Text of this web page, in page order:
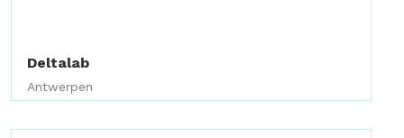
Deltalab
Antwerpen